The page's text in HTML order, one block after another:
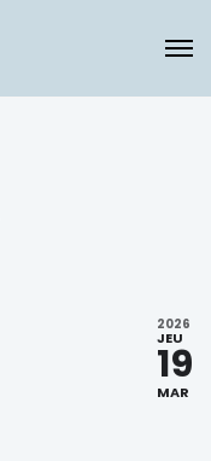
2026
JEU
19
MAR